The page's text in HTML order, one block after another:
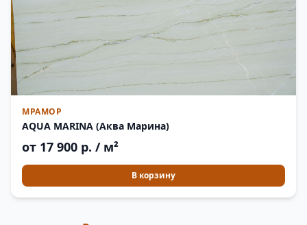
МРАМОР
AQUA MARINA (Аква Марина)
от 17 900 р. / м²
В корзину